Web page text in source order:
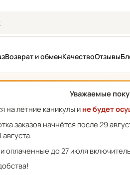
Возврат и обменКачествоОтзывы
Уважаемые
на летние каникулы и не будет
заказов начнётся после 29
до 27 июля